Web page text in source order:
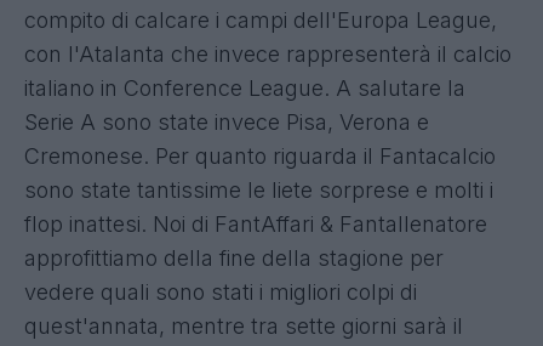
compito di calcare i campi dell'Europa League,
con l'Atalanta che invece rappresenterà il calcio
italiano in Conference League. A salutare la
Serie A sono state invece Pisa, Verona e
Cremonese. Per quanto riguarda il Fantacalcio
sono state tantissime le liete sorprese e molti i
flop inattesi. Noi di FantAffari & Fantallenatore
approfittiamo della fine della stagione per
vedere quali sono stati i migliori colpi di
quest'annata, mentre tra sette giorni sarà il